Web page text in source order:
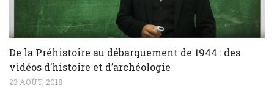
De la Préhistoire au débarquement de 1944 : des
vidéos d’histoire et d’archéologie
23 AOÛT, 2018